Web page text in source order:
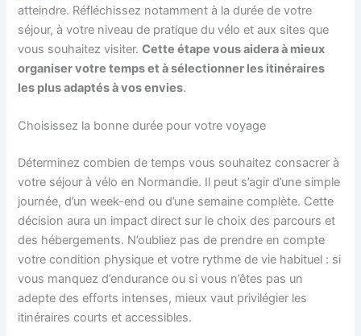
atteindre. Réfléchissez notamment à la durée de votre
séjour, à votre niveau de pratique du vélo et aux sites que
vous souhaitez visiter.Cette étape vous aidera à mieux
organiser votre temps et à sélectionner les itinéraires
les plus adaptés à vos envies.
Choisissez la bonne durée pour votre voyage
Déterminez combien de temps vous souhaitez consacrer à
votre séjour à vélo en Normandie. Il peut s’agir d’une simple
journée, d’un week-end ou d’une semaine complète. Cette
décision aura un impact direct sur le choix des parcours et
des hébergements. N’oubliez pas de prendre en compte
votre condition physique et votre rythme de vie habituel : si
vous manquez d’endurance ou si vous n’êtes pas un
adepte des efforts intenses, mieux vaut privilégier les
itinéraires courts et accessibles.